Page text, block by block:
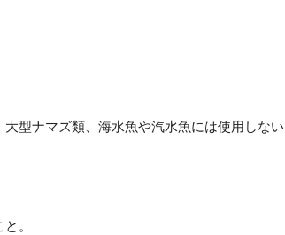
型ナマズ類、海水魚や汽水魚には使用しない
。